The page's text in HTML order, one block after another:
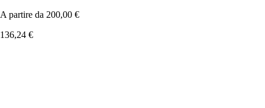
A partire da 200,00 €
136,24 €